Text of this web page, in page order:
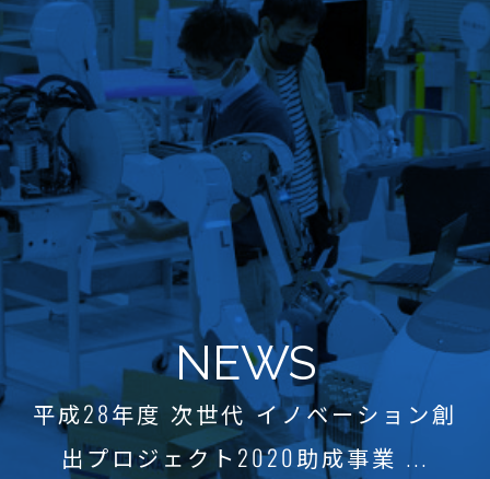
NEWS
平成28年度 次世代 イノベーション創
出プロジェクト2020助成事業 ...